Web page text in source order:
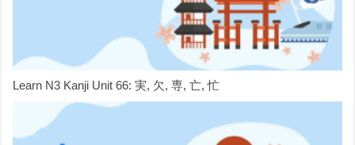
Learn N3 Kanji Unit 66: 実, 欠, 専, 亡, 忙